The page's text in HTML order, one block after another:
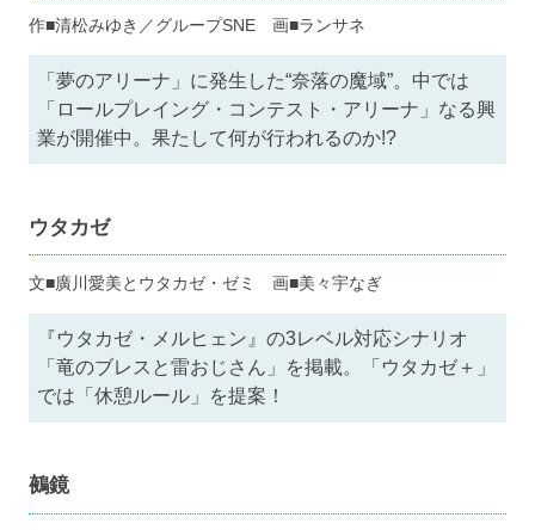
作■清松みゆき／グループSNE 画■ランサネ
「夢のアリーナ」に発生した“奈落の魔域”。中では
「ロールプレイング・コンテスト・アリーナ」なる興
業が開催中。果たして何が行われるのか!?
ウタカゼ
文■廣川愛美とウタカゼ・ゼミ 画■美々宇なぎ
『ウタカゼ・メルヒェン』の3レベル対応シナリオ
「竜のブレスと雷おじさん」を掲載。「ウタカゼ＋」
では「休憩ルール」を提案！
鵺鏡